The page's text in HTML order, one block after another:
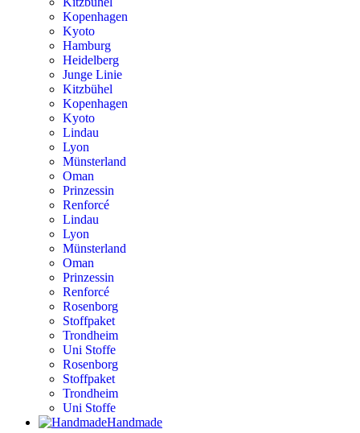
Kopenhagen
Kyoto
Hamburg
Heidelberg
Junge Linie
Kitzbühel
Kopenhagen
Kyoto
Lindau
Lyon
Münsterland
Oman
Prinzessin
Renforcé
Lindau
Lyon
Münsterland
Oman
Prinzessin
Renforcé
Rosenborg
Stoffpaket
Trondheim
Uni Stoffe
Rosenborg
Stoffpaket
Trondheim
Uni Stoffe
Handmade